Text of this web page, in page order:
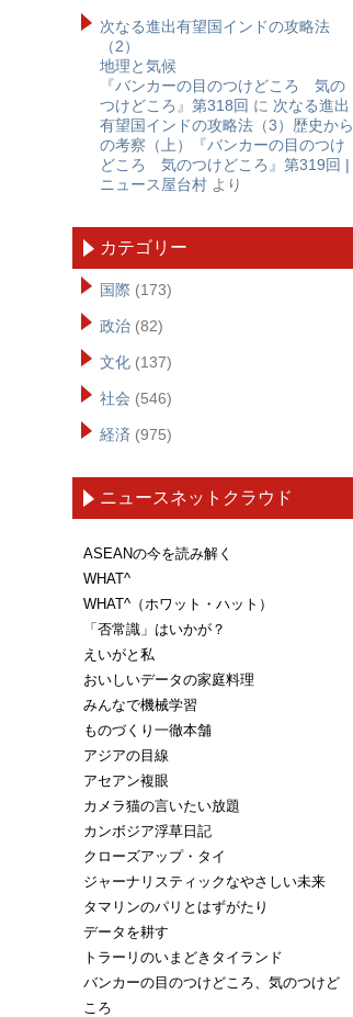
次なる進出有望国インドの攻略法
（2）
地理と気候
『バンカーの目のつけどころ 気の
つけどころ』第318回 に 次なる進出
有望国インドの攻略法（3）歴史から
の考察（上）『バンカーの目のつけ
どころ 気のつけどころ』第319回 |
ニュース屋台村 より
カテゴリー
国際 (173)
政治 (82)
文化 (137)
社会 (546)
経済 (975)
ニュースネットクラウド
ASEANの今を読み解く
WHAT^
WHAT^（ホワット・ハット）
「否常識」はいかが？
えいがと私
おいしいデータの家庭料理
みんなで機械学習
ものづくり一徹本舗
アジアの目線
アセアン複眼
カメラ猫の言いたい放題
カンボジア浮草日記
クローズアップ・タイ
ジャーナリスティックなやさしい未来
タマリンのパリとはずがたり
データを耕す
トラーリのいまどきタイランド
バンカーの目のつけどころ、気のつけど
ころ